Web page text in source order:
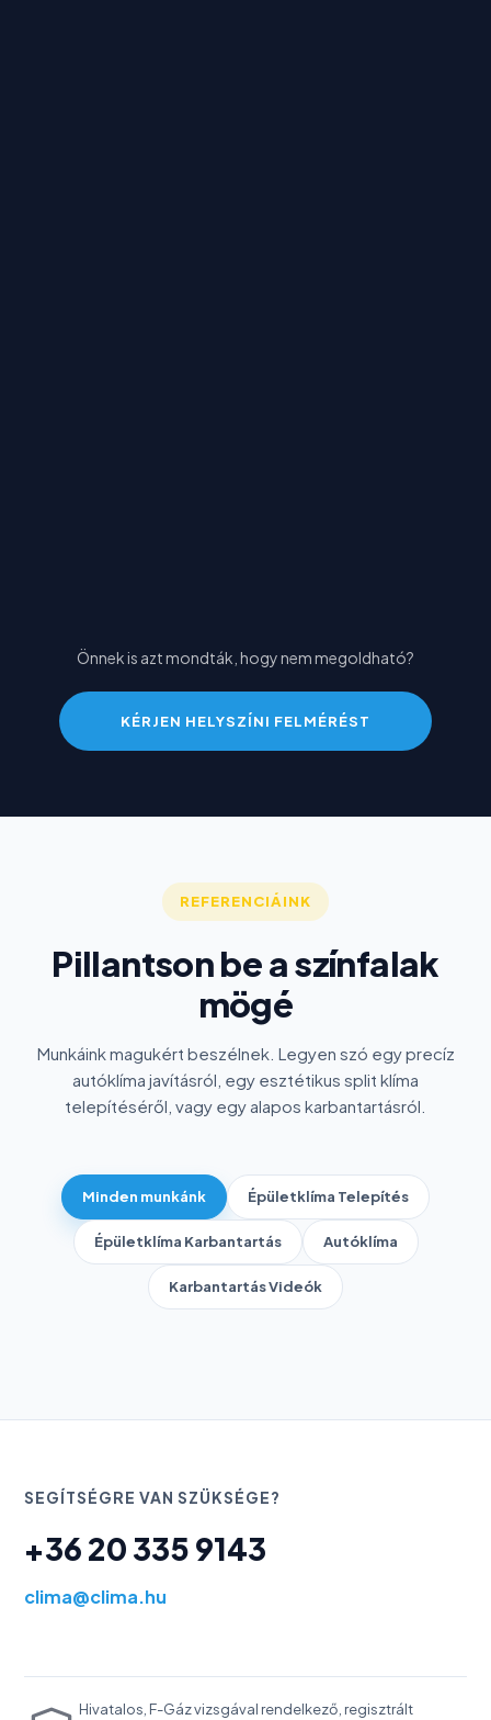
Önnek is azt mondták, hogy nem megoldható?
KÉRJEN HELYSZÍNI FELMÉRÉST
REFERENCIÁINK
Pillantson be a színfalak
mögé
Munkáink magukért beszélnek. Legyen szó egy precíz
autóklíma javításról, egy esztétikus split klíma
telepítéséről, vagy egy alapos karbantartásról.
Minden munkánk Épületklíma Telepítés
Épületklíma Karbantartás Autóklíma
Karbantartás Videók
SEGÍTSÉGRE VAN SZÜKSÉGE?
+36 20 335 9143
clima@clima.hu
Hivatalos, F-Gáz vizsgával rendelkező, regisztrált